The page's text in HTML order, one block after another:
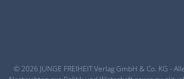
© 2026 JUNGE FREIHEIT Verlag GmbH & Co. KG -